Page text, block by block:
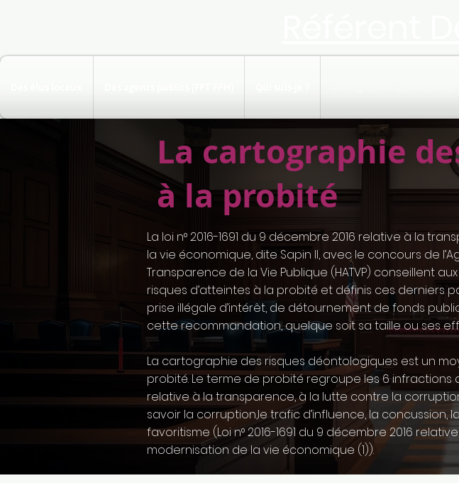
La cartographie
à la probité
La loi n° 2016-1691 du 9 décembre 2016 relative à la
la vie économique, dite Sapin II, avec le concours de
Transparence de la Vie Publique (HATVP) conseillent
risques d’atteintes à la probité et définis ces derniers
prise illégale d’intérêt, de détournement de fonds
cette recommandation, quelque soit sa taille ou ses
La cartographie des risques déontologiques est un
probité. Le terme de probité regroupe les 6 infractions
relative à la transparence, à la lutte contre la
savoir la corruption,le trafic d’influence, la
favoritisme (Loi n° 2016-1691 du 9 décembre 2016
modernisation de la vie économique (1)).